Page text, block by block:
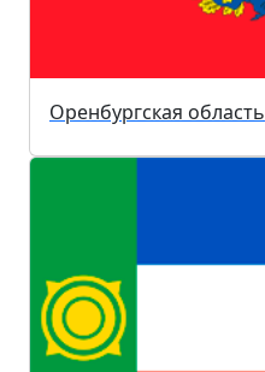
Оренбургская область